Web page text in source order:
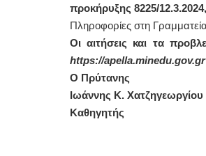
προκήρυξης 8225/
Πληροφορίες στη
Οι αιτήσεις και τα
https://apella.minedu.gov.gr
Ο Πρύτανης
Ιωάννης Κ. Χατζηγεωργίου
Καθηγητής